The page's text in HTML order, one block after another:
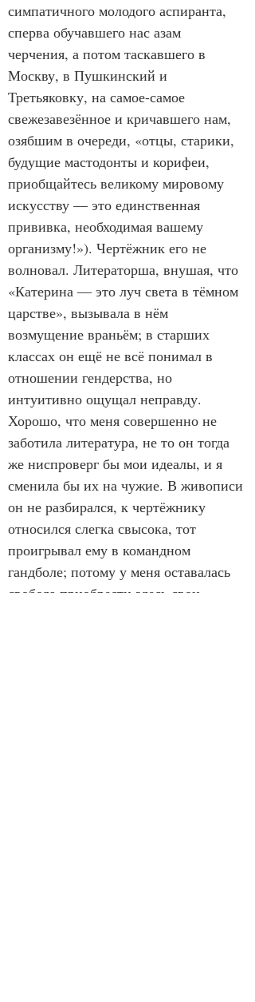
симпатичного молодого аспиранта,
сперва обучавшего нас азам
черчения, а потом таскавшего в
Москву, в Пушкинский и
Третьяковку, на самое-самое
свежезавезённое и кричавшего нам,
озябшим в очереди, «отцы, старики,
будущие мастодонты и корифеи,
приобщайтесь великому мировому
искусству — это единственная
прививка, необходимая вашему
организму!»). Чертёжник его не
волновал. Литераторша, внушая, что
«Катерина — это луч света в тёмном
царстве», вызывала в нём
возмущение враньём; в старших
классах он ещё не всё понимал в
отношении гендерства, но
интуитивно ощущал неправду.
Хорошо, что меня совершенно не
заботила литература, не то он тогда
же ниспроверг бы мои идеалы, и я
сменила бы их на чужие. В живописи
он не разбирался, к чертёжнику
относился слегка свысока, тот
проигрывал ему в командном
гандболе; потому у меня оставалась
свобода приобрести здесь свои